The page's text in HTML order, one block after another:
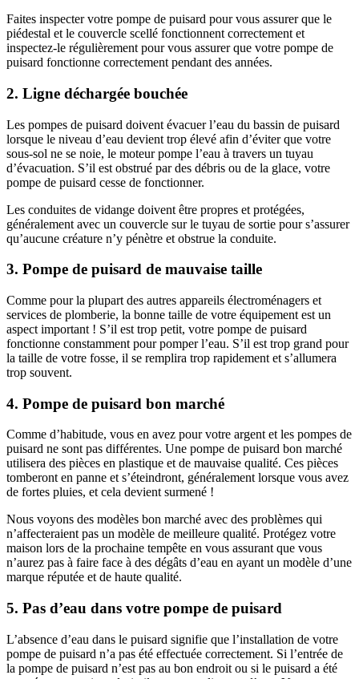
Faites inspecter votre pompe de puisard pour vous assurer que le
piédestal et le couvercle scellé fonctionnent correctement et
inspectez-le régulièrement pour vous assurer que votre pompe de
puisard fonctionne correctement pendant des années.
2. Ligne déchargée bouchée
Les pompes de puisard doivent évacuer l’eau du bassin de puisard
lorsque le niveau d’eau devient trop élevé afin d’éviter que votre
sous-sol ne se noie, le moteur pompe l’eau à travers un tuyau
d’évacuation. S’il est obstrué par des débris ou de la glace, votre
pompe de puisard cesse de fonctionner.
Les conduites de vidange doivent être propres et protégées,
généralement avec un couvercle sur le tuyau de sortie pour s’assurer
qu’aucune créature n’y pénètre et obstrue la conduite.
3. Pompe de puisard de mauvaise taille
Comme pour la plupart des autres appareils électroménagers et
services de plomberie, la bonne taille de votre équipement est un
aspect important ! S’il est trop petit, votre pompe de puisard
fonctionne constamment pour pomper l’eau. S’il est trop grand pour
la taille de votre fosse, il se remplira trop rapidement et s’allumera
trop souvent.
4. Pompe de puisard bon marché
Comme d’habitude, vous en avez pour votre argent et les pompes de
puisard ne sont pas différentes. Une pompe de puisard bon marché
utilisera des pièces en plastique et de mauvaise qualité. Ces pièces
tomberont en panne et s’éteindront, généralement lorsque vous avez
de fortes pluies, et cela devient surmené !
Nous voyons des modèles bon marché avec des problèmes qui
n’affecteraient pas un modèle de meilleure qualité. Protégez votre
maison lors de la prochaine tempête en vous assurant que vous
n’aurez pas à faire face à des dégâts d’eau en ayant un modèle d’une
marque réputée et de haute qualité.
5. Pas d’eau dans votre pompe de puisard
L’absence d’eau dans le puisard signifie que l’installation de votre
pompe de puisard n’a pas été effectuée correctement. Si l’entrée de
la pompe de puisard n’est pas au bon endroit ou si le puisard a été